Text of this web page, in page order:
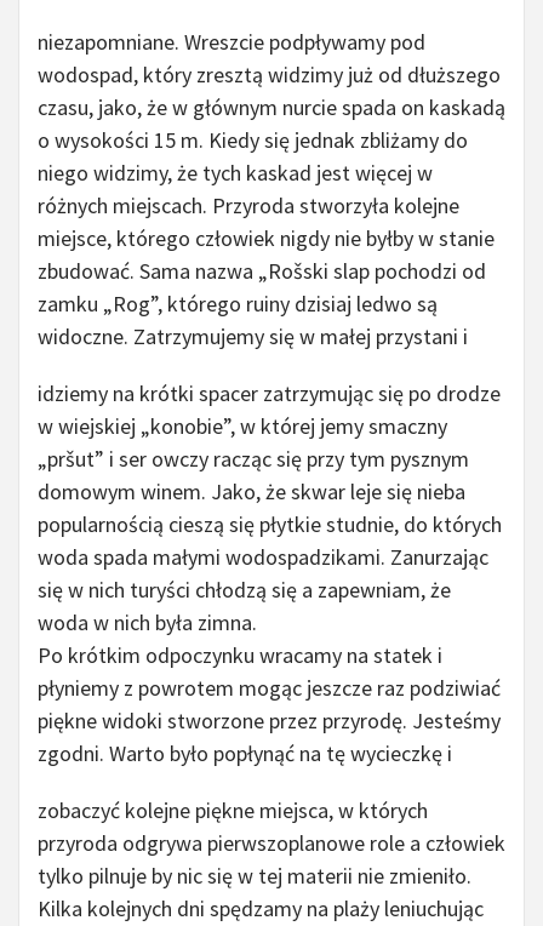
niezapomniane. Wreszcie podpływamy pod
wodospad, który zresztą widzimy już od dłuższego
czasu, jako, że w głównym nurcie spada on kaskadą
o wysokości 15 m. Kiedy się jednak zbliżamy do
niego widzimy, że tych kaskad jest więcej w
różnych miejscach. Przyroda stworzyła kolejne
miejsce, którego człowiek nigdy nie byłby w stanie
zbudować. Sama nazwa „Rošski slap pochodzi od
zamku „Rog”, którego ruiny dzisiaj ledwo są
widoczne. Zatrzymujemy się w małej przystani i
idziemy na krótki spacer zatrzymując się po drodze
w wiejskiej „konobie”, w której jemy smaczny
„pršut” i ser owczy racząc się przy tym pysznym
domowym winem. Jako, że skwar leje się nieba
popularnością cieszą się płytkie studnie, do których
woda spada małymi wodospadzikami. Zanurzając
się w nich turyści chłodzą się a zapewniam, że
woda w nich była zimna.
Po krótkim odpoczynku wracamy na statek i
płyniemy z powrotem mogąc jeszcze raz podziwiać
piękne widoki stworzone przez przyrodę. Jesteśmy
zgodni. Warto było popłynąć na tę wycieczkę i
zobaczyć kolejne piękne miejsca, w których
przyroda odgrywa pierwszoplanowe role a człowiek
tylko pilnuje by nic się w tej materii nie zmieniło.
Kilka kolejnych dni spędzamy na plaży leniuchując